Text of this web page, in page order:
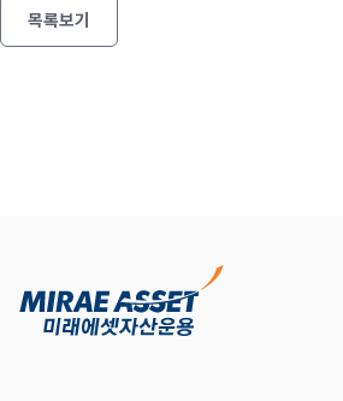
목록보기